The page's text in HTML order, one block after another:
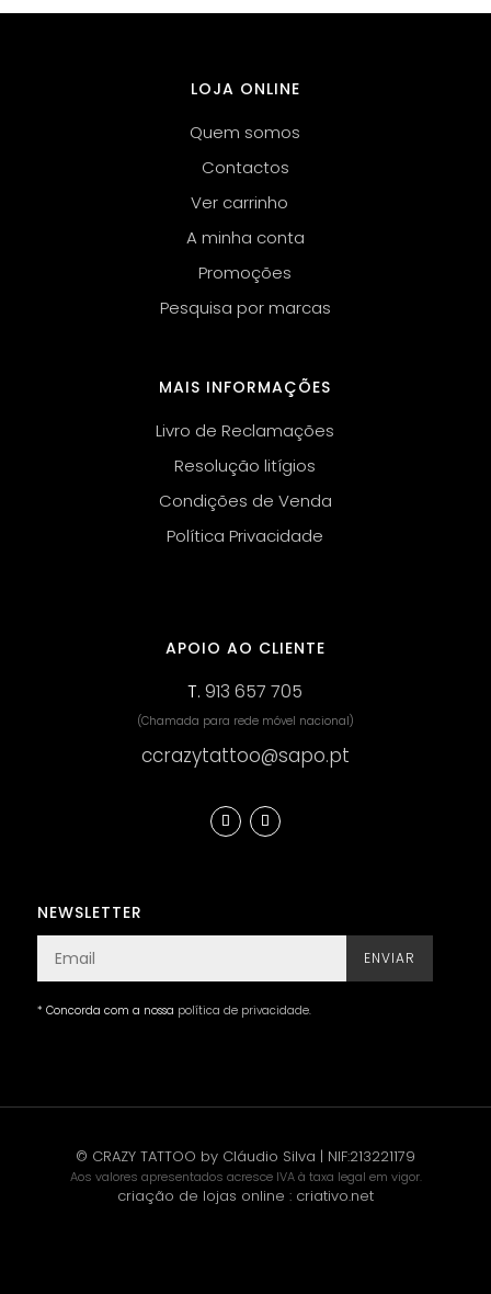
LOJA ONLINE
Quem somos
Contactos
Ver carrinho
A minha conta
Promoções
Pesquisa por marcas
MAIS INFORMAÇÕES
Livro de Reclamações
Resolução litígios
Condições de Venda
Política Privacidade
APOIO AO CLIENTE
T.913 657 705
(Chamada para rede móvel nacional)
ccrazytattoo@sapo.pt
NEWSLETTER
ENVIAR
* Concorda com a nossa política de privacidade.
© CRAZY TATTOO by Cláudio Silva | NIF:213221179
Aos valores apresentados acresce IVA à taxa legal em vigor.
criação de lojas online : criativo.net